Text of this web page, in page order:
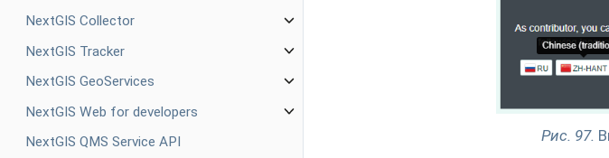
NextGIS Collector
NextGIS Tracker
NextGIS GeoServices
NextGIS Web for developers
NextGIS QMS Service API
Рис. 97.